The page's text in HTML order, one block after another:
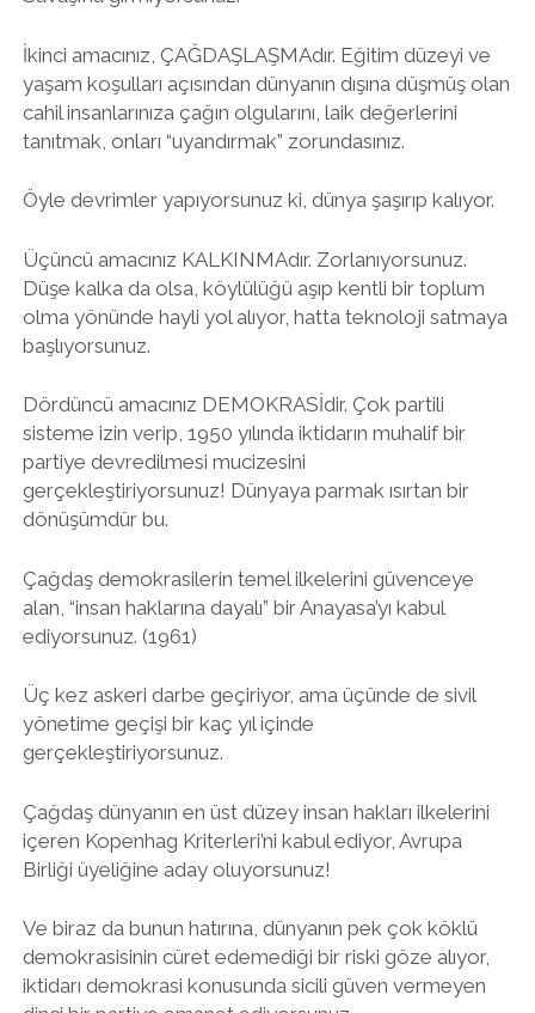
İkinci amacınız, ÇAĞDAŞLAŞMAdır. Eğitim düzeyi ve
yaşam koşulları açısından dünyanın dışına düşmüş olan
cahil insanlarınıza çağın olgularını, laik değerlerini
tanıtmak, onları “uyandırmak” zorundasınız.
Öyle devrimler yapıyorsunuz ki, dünya şaşırıp kalıyor.
Üçüncü amacınız KALKINMAdır. Zorlanıyorsunuz.
Düşe kalka da olsa, köylülüğü aşıp kentli bir toplum
olma yönünde hayli yol alıyor, hatta teknoloji satmaya
başlıyorsunuz.
Dördüncü amacınız DEMOKRASİdir. Çok partili
sisteme izin verip, 1950 yılında iktidarın muhalif bir
partiye devredilmesi mucizesini
gerçekleştiriyorsunuz! Dünyaya parmak ısırtan bir
dönüşümdür bu.
Çağdaş demokrasilerin temel ilkelerini güvenceye
alan, “insan haklarına dayalı” bir Anayasa’yı kabul
ediyorsunuz. (1961)
Üç kez askeri darbe geçiriyor, ama üçünde de sivil
yönetime geçişi bir kaç yıl içinde
gerçekleştiriyorsunuz.
Çağdaş dünyanın en üst düzey insan hakları ilkelerini
içeren Kopenhag Kriterleri’ni kabul ediyor, Avrupa
Birliği üyeliğine aday oluyorsunuz!
Ve biraz da bunun hatırına, dünyanın pek çok köklü
demokrasisinin cüret edemediği bir riski göze alıyor,
iktidarı demokrasi konusunda sicili güven vermeyen